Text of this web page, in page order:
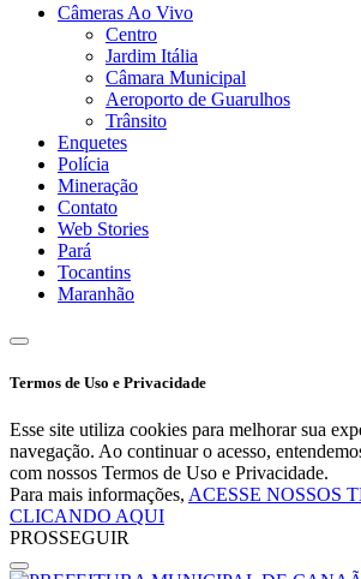
Câmeras Ao Vivo
Centro
Jardim Itália
Câmara Municipal
Aeroporto de Guarulhos
Trânsito
Enquetes
Polícia
Mineração
Contato
Web Stories
Pará
Tocantins
Maranhão
Termos de Uso e Privacidade
Esse site utiliza cookies para melhorar sua
navegação. Ao continuar o acesso,
com nossos Termos de Uso e Privacidade.
Para mais informações, ACESSE NOSSOS
CLICANDO AQUI
PROSSEGUIR